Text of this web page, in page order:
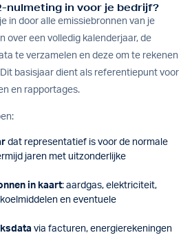
nulmeting in voor je bedrijf?
in door alle emissiebronnen van je
over een volledig kalenderjaar, de
te verzamelen en deze om te rekenen
basisjaar dient als referentiepunt voor
en rapportages.
dat representatief is voor de normale
jaren met uitzonderlijke
in kaart: aardgas, elektriciteit,
en eventuele
via facturen, energierekeningen